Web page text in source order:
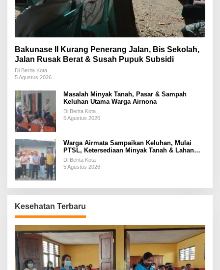
Bakunase II Kurang Penerang Jalan, Bis Sekolah,
Jalan Rusak Berat & Susah Pupuk Subsidi
Di Berita Kota
5 Agustus 2026
Masalah Minyak Tanah, Pasar & Sampah
Keluhan Utama Warga Airnona
Di Berita Kota
5 Agustus 2026
Warga Airmata Sampaikan Keluhan, Mulai
PTSL, Ketersediaan Minyak Tanah & Lahan
Pemakaman
Di Berita Kota
5 Agustus 2026
Kesehatan Terbaru